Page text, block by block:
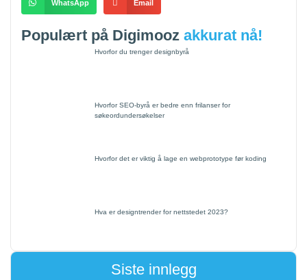
WhatsApp Email
Populært på Digimooz akkurat nå!
Hvorfor du trenger designbyrå
Hvorfor SEO-byrå er bedre enn frilanser for
søkeordundersøkelser
Hvorfor det er viktig å lage en webprototype før koding
Hva er designtrender for nettstedet 2023?
Siste innlegg